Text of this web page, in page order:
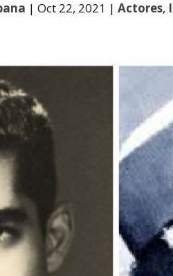
| Oct 22, 2021 | Actores,